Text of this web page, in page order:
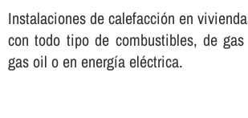
Instalaciones de calefacción en
con todo tipo de combustibles, de gas
gas oil o en energí­a eléctrica.